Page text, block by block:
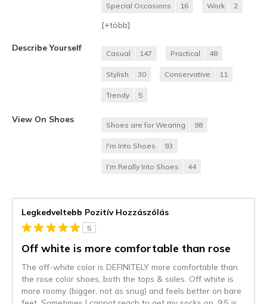
Special Occasions 16 Work 2
[+több]
Describe Yourself
Casual 147 Practical 48
Stylish 30 Conservative 11
Trendy 5
View On Shoes
Shoes are for Wearing 98
I'm Into Shoes 93
I'm Really Into Shoes 44
Legkedveltebb Pozitív Hozzászólás
5
Off white is more comfortable than rose
The off-white color is DEFINITELY more comfortable than
the rose color shoes, both the tops & soles. Off white is
more roomy (bigger, not as snug) and feels better on bare